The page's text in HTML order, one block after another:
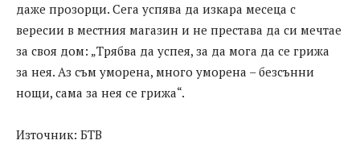
даже прозорци. Сега успява да изкара месеца с
вересии в местния магазин и не престава да си мечтае
за своя дом: „Трябва да успея, за да мога да се грижа
за нея. Аз съм уморена, много уморена – безсънни
нощи, сама за нея се грижа“.
Източник: БТВ